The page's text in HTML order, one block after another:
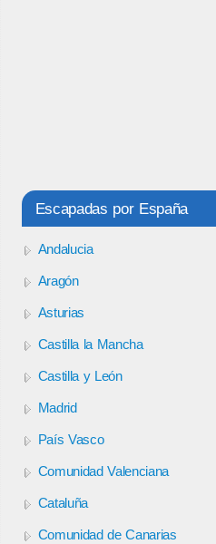
Escapadas por España
Andalucia
Aragón
Asturias
Castilla la Mancha
Castilla y León
Madrid
País Vasco
Comunidad Valenciana
Cataluña
Comunidad de Canarias